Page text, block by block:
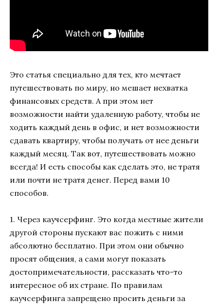
Это статья специально для тех, кто мечтает
путешествовать по миру, но мешает нехватка
финансовых средств. А при этом нет
возможности найти удаленную работу, чтобы не
ходить каждый день в офис, и нет возможности
сдавать квартиру, чтобы получать от нее деньги
каждый месяц. Так вот, путешествовать можно
всегда! И есть способы как сделать это, не тратя
или почти не тратя денег. Перед вами 10
способов.
1. Через каучсерфинг. Это когда местные жители
другой стороны пускают вас пожить с ними
абсолютно бесплатно. При этом они обычно
просят общения, а сами могут показать
достопримечательности, рассказать что-то
интересное об их стране. По правилам
каучсерфинга запрещено просить деньги за